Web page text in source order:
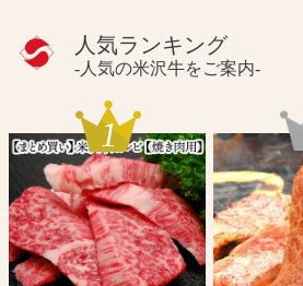
人気ランキング
-人気の米沢牛をご案内-